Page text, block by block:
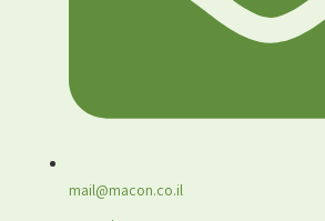
mail@macon.co.il